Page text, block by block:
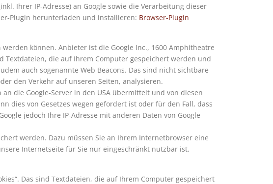
Ihrer IP-Adresse) an Google sowie die Verarbeitung dieser
Plugin herunterladen und installieren: Browser-Plugin
können. Anbieter ist die Google Inc., 1600 Amphitheatre
Textdateien, die auf Ihrem Computer gespeichert werden und
auch sogenannte Web Beacons. Das sind nicht sichtbare
den Verkehr auf unseren Seiten, analysieren.
die Google-Server in den USA übermittelt und von diesen
dies von Gesetzes wegen gefordert ist oder für den Fall, dass
jedoch Ihre IP-Adresse mit anderen Daten von Google
werden. Dazu müssen Sie an Ihrem Internetbrowser eine
Internetseite für Sie nur eingeschränkt nutzbar ist.
Das sind Textdateien, die auf Ihrem Computer gespeichert